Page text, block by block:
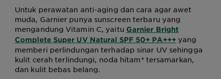
Untuk perawatan anti-aging dan cara agar awet
muda, Garnier punya sunscreen terbaru yang
mengandung Vitamin C, yaitu Garnier Bright
Complete Super UV Natural SPF 50+ PA+++yang
memberi perlindungan terhadap sinar UV sehingga
kulit cerah terlindungi, noda hitam* tersamarkan,
dan kulit bebas belang.